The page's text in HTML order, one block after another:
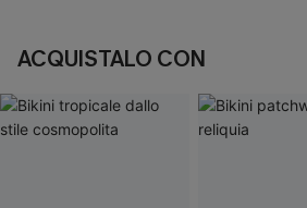
ACQUISTALO CON